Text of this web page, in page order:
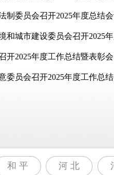
制委员会召开2025年度总结
和城市建设委员会召开2025
开2025年度工作总结暨表彰会
委员会召开2025年度工作总
和 平 河 北